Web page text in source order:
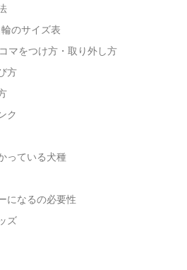
のサイズ表
マをつけ方・取り外し方
方
ク
っている犬種
になるの必要性
ズ